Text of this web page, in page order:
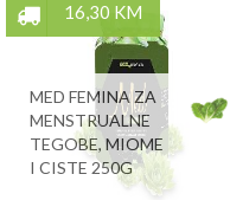
16,30 KM
MED FEMINA ZA
MENSTRUALNE
TEGOBE, MIOME
I CISTE 250G